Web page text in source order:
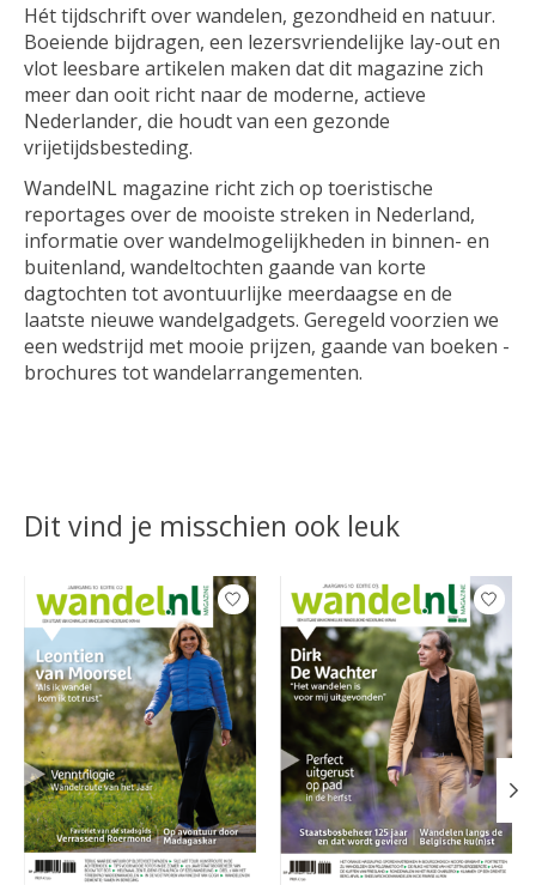
Hét tijdschrift over wandelen, gezondheid en natuur.
Boeiende bijdragen, een lezersvriendelijke lay-out en
vlot leesbare artikelen maken dat dit magazine zich
meer dan ooit richt naar de moderne, actieve
Nederlander, die houdt van een gezonde
vrijetijdsbesteding.
WandelNL magazine richt zich op toeristische
reportages over de mooiste streken in Nederland,
informatie over wandelmogelijkheden in binnen- en
buitenland, wandeltochten gaande van korte
dagtochten tot avontuurlijke meerdaagse en de
laatste nieuwe wandelgadgets. Geregeld voorzien we
een wedstrijd met mooie prijzen, gaande van boeken -
brochures tot wandelarrangementen.
Dit vind je misschien ook leuk
Items van productcarrousel